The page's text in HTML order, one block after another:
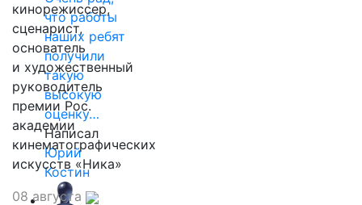
что работы
наших ребят
получили
такую
высокую
оценку…
Написал
Юрий
Костин
кинорежиссер,
сценарист,
основатель
и художественный
руководитель
премии Рос.
академии
кинематографических
искусств «Ника»
08 августа